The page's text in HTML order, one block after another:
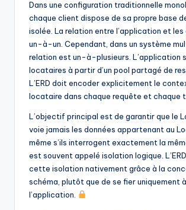
U
p
d
Dans une configuration traditionnelle
chaque client dispose de sa propre base
isolée. La relation entre l’application et
un-à-un. Cependant, dans un système
relation est un-à-plusieurs. L’application
locataires à partir d’un pool partagé de
L’ERD doit encoder explicitement le
locataire dans chaque requête et chaque
L’objectif principal est de garantir que le
voie jamais les données appartenant au
même s’ils interrogent exactement la
est souvent appelé isolation logique.
cette isolation nativement grâce à la
schéma, plutôt que de se fier uniquement
l’application.